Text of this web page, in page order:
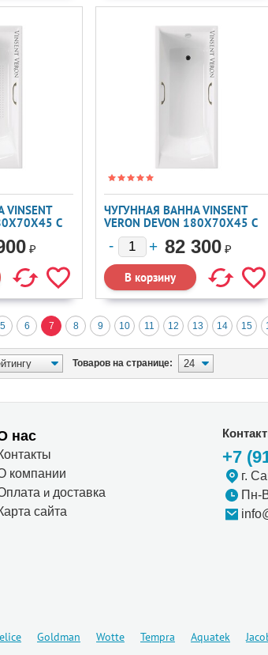
С
И А/
₽
ЧУГУННАЯ ВАННА VINSENT
VERON DEVON 180X70X45 С
БРОНЗОВЫМИ РУЧКАМИ
82 300 ₽
5 6 7 8 9 10 11 12 13 14 15
Товаров на странице:
нас
компании
и доставка
сайта
+7
г.
Пн-
Goldman Wotte Tempra Aquatek